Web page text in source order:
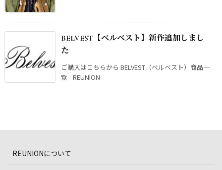
BELVEST【ベルベスト】新作追加しまし
た
ご購入はこちらから BELVEST（ベルベスト）商品一
覧 - REUNION
REUNIONについて